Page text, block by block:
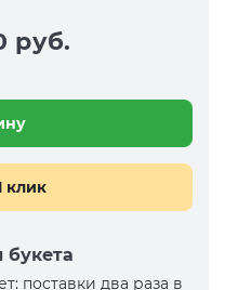
руб.
клик
букета
поставки два раза в